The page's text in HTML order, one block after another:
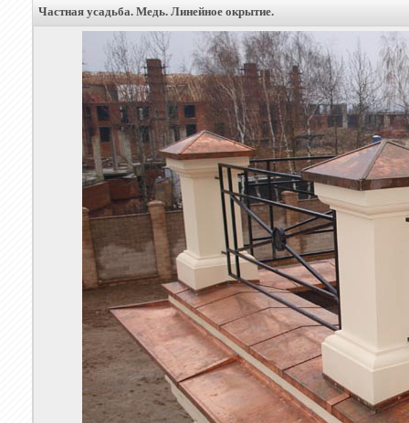
Частная усадьба. Медь. Линейное окрытие.